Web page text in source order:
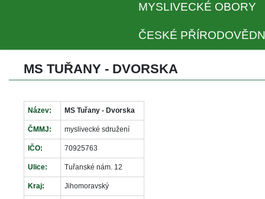
MYSLIVECKÉ OBORY
ČESKÉ
MS TUŘANY - DVORSKA
Název: MS Tuřany - Dvorska
ČMMJ: myslivecké sdružení
IČO: 70925763
Ulice: Tuřanské nám. 12
Kraj: Jihomoravský